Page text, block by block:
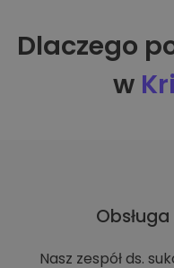
Dlaczego
w
Nasz zespół ds.